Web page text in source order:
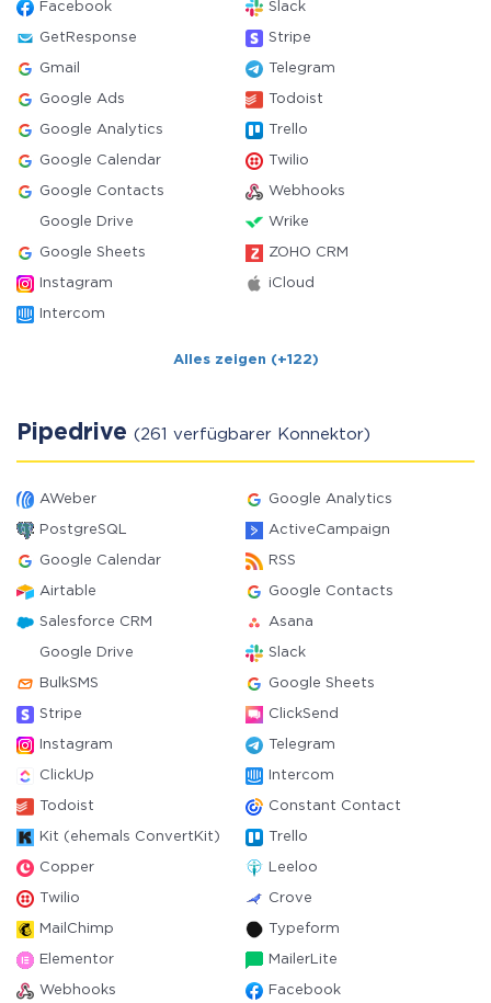
Facebook Slack
GetResponse Stripe
Gmail Telegram
Google Ads Todoist
Google Analytics Trello
Google Calendar Twilio
Google Contacts Webhooks
Google Drive Wrike
Google Sheets ZOHO CRM
Instagram iCloud
Intercom
Alles zeigen (+122)
Pipedrive (261 verfügbarer Konnektor)
AWeber Google Analytics
PostgreSQL ActiveCampaign
Google Calendar RSS
Airtable Google Contacts
Salesforce CRM Asana
Google Drive Slack
BulkSMS Google Sheets
Stripe ClickSend
Instagram Telegram
ClickUp Intercom
Todoist Constant Contact
Kit (ehemals ConvertKit) Trello
Copper Leeloo
Twilio Crove
MailChimp Typeform
Elementor MailerLite
Webhooks Facebook